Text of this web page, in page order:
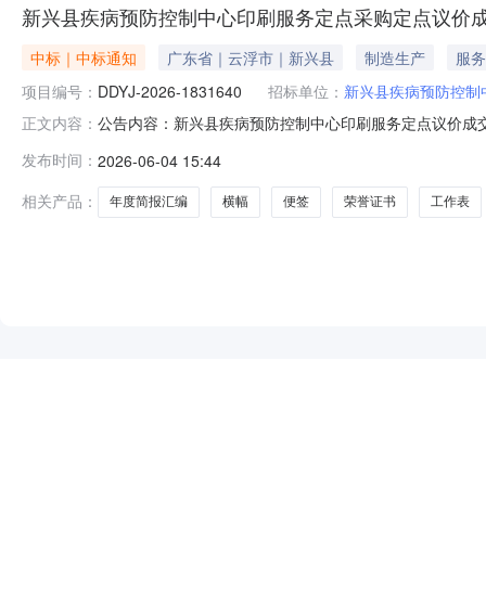
新兴县疾病预防控制中心印刷服务定点采购定点议价
中标｜中标通知 广东省｜云浮市｜新兴县 制造生产
服务
项目编号： DDYJ-2026-1831640 招标单位： 新兴县疾病预防控制
正文内容： 公告内容：新兴县疾病预防控制中心印刷服务定点议价
（三）成交标的明细服务描述数量单位供应商报价(元)是
别：其他材质
发布时间： 2026-06-04 15:44
相关产品：
年度简报汇编 横幅 便签 荣誉证书 工作表